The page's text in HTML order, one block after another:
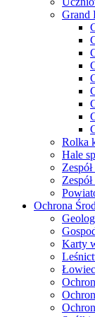
Grand
Rolka
Hale
Ochrona
Karty